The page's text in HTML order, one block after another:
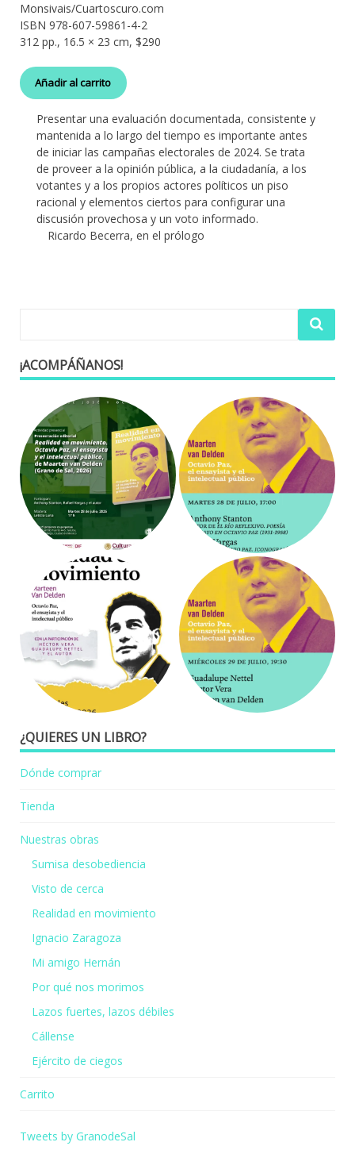
Monsivais/Cuartoscuro.com
ISBN 978-607-59861-4-2
312 pp., 16.5 × 23 cm, $290
Añadir al carrito
Presentar una evaluación documentada, consistente y
mantenida a lo largo del tiempo es importante antes
de iniciar las campañas electorales de 2024. Se trata
de proveer a la opinión pública, a la ciudadanía, a los
votantes y a los propios actores políticos un piso
racional y elementos ciertos para configurar una
discusión provechosa y un voto informado.
Ricardo Becerra, en el prólogo
¡ACOMPÁÑANOS!
¿QUIERES UN LIBRO?
Dónde comprar
Tienda
Nuestras obras
Sumisa desobediencia
Visto de cerca
Realidad en movimiento
Ignacio Zaragoza
Mi amigo Hernán
Por qué nos morimos
Lazos fuertes, lazos débiles
Cállense
Ejército de ciegos
Carrito
Tweets by GranodeSal